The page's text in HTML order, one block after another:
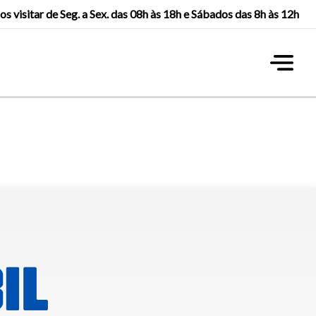
visitar de Seg. a Sex. das 08h às 18h e Sábados das 8h às 12h